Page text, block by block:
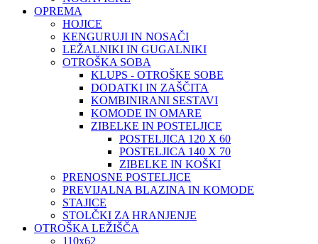
OPREMA
HOJICE
KENGURUJI IN NOSAČI
LEŽALNIKI IN GUGALNIKI
OTROŠKA SOBA
KLUPS - OTROŠKE SOBE
DODATKI IN ZAŠČITA
KOMBINIRANI SESTAVI
KOMODE IN OMARE
ZIBELKE IN POSTELJICE
POSTELJICA 120 X 60
POSTELJICA 140 X 70
ZIBELKE IN KOŠKI
PRENOSNE POSTELJICE
PREVIJALNA BLAZINA IN KOMODE
STAJICE
STOLČKI ZA HRANJENJE
OTROŠKA LEŽIŠČA
110x62